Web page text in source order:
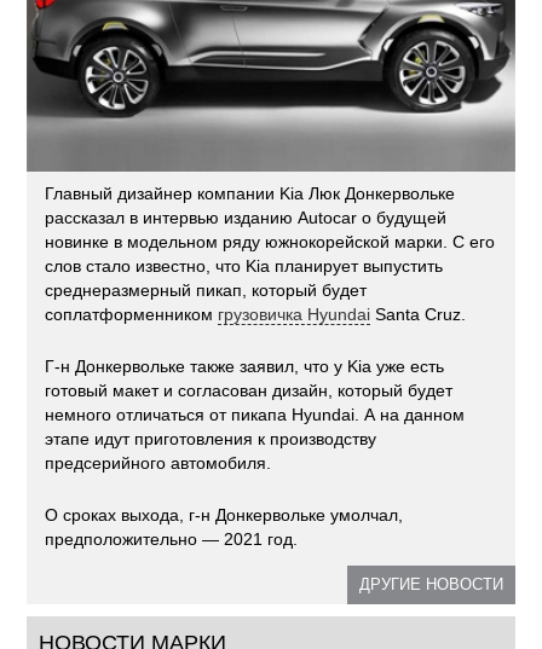
Главный дизайнер компании Kia Люк Донкервольке
рассказал в интервью изданию Autocar о будущей
новинке в модельном ряду южнокорейской марки. С его
слов стало известно, что Kia планирует выпустить
среднеразмерный пикап, который будет
соплатформенником грузовичка Hyundai Santa Cruz.
Г-н Донкервольке также заявил, что у Kia уже есть
готовый макет и согласован дизайн, который будет
немного отличаться от пикапа Hyundai. А на данном
этапе идут приготовления к производству
предсерийного автомобиля.
О сроках выхода, г-н Донкервольке умолчал,
предположительно — 2021 год.
ДРУГИЕ НОВОСТИ
НОВОСТИ МАРКИ